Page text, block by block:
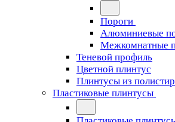
Пороги
Алюминиевые
Межкомнатные
Теневой профиль
Цветной плинтус
Плинтусы из
Пластиковые плинтусы